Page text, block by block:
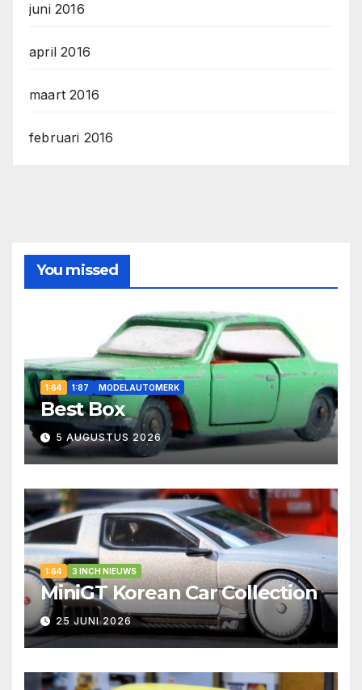
juni 2016
april 2016
maart 2016
februari 2016
You missed
1:64 1:87 MODELAUTOMERK
Best Box
5 AUGUSTUS 2026
1:64 3 INCH NIEUWS
MiniGT Korean Car Collection
25 JUNI 2026